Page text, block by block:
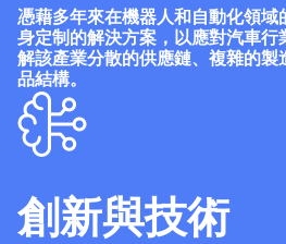
憑藉多年來在機器人和自動化領域
身定制的解決方案，以應對汽車行
解該產業分散的供應鏈、複雜的製
品結構。
創新與技術